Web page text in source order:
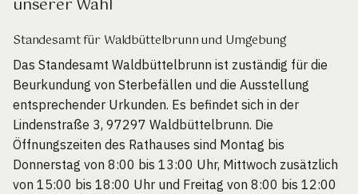
unserer Wahl
Standesamt für Waldbüttelbrunn und Umgebung
Das Standesamt Waldbüttelbrunn ist zuständig für die
Beurkundung von Sterbefällen und die Ausstellung
entsprechender Urkunden. Es befindet sich in der
Lindenstraße 3, 97297 Waldbüttelbrunn. Die
Öffnungszeiten des Rathauses sind Montag bis
Donnerstag von 8:00 bis 13:00 Uhr, Mittwoch zusätzlich
von 15:00 bis 18:00 Uhr und Freitag von 8:00 bis 12:00